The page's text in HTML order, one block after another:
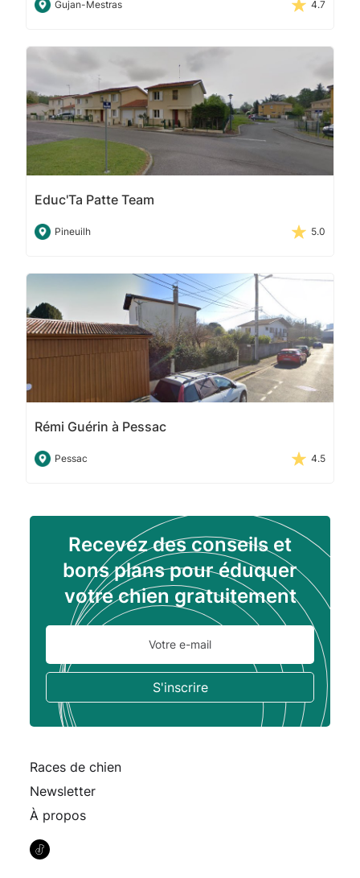
Gujan-Mestras 4.7
Educ'Ta Patte Team
Pineuilh 5.0
Rémi Guérin à Pessac
Pessac 4.5
Recevez des conseils et
bons plans pour éduquer
votre chien gratuitement
Races de chien
Newsletter
À propos